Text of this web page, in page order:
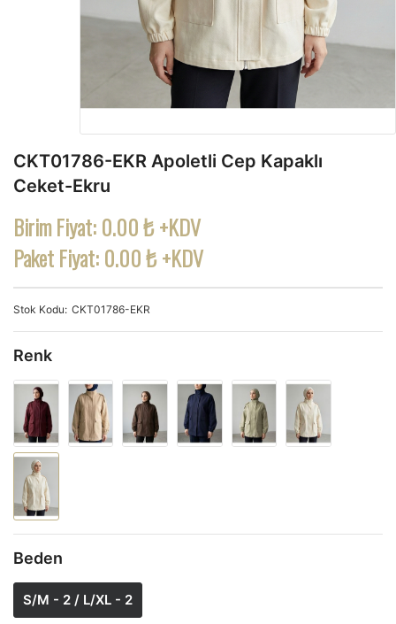
CKT01786-EKR Apoletli Cep Kapaklı
Ceket-Ekru
Birim Fiyat:0.00 ₺ +KDV
Paket Fiyat:0.00 ₺ +KDV
Stok Kodu CKT01786-EKR
Renk
Beden
S/M - 2 / L/XL - 2